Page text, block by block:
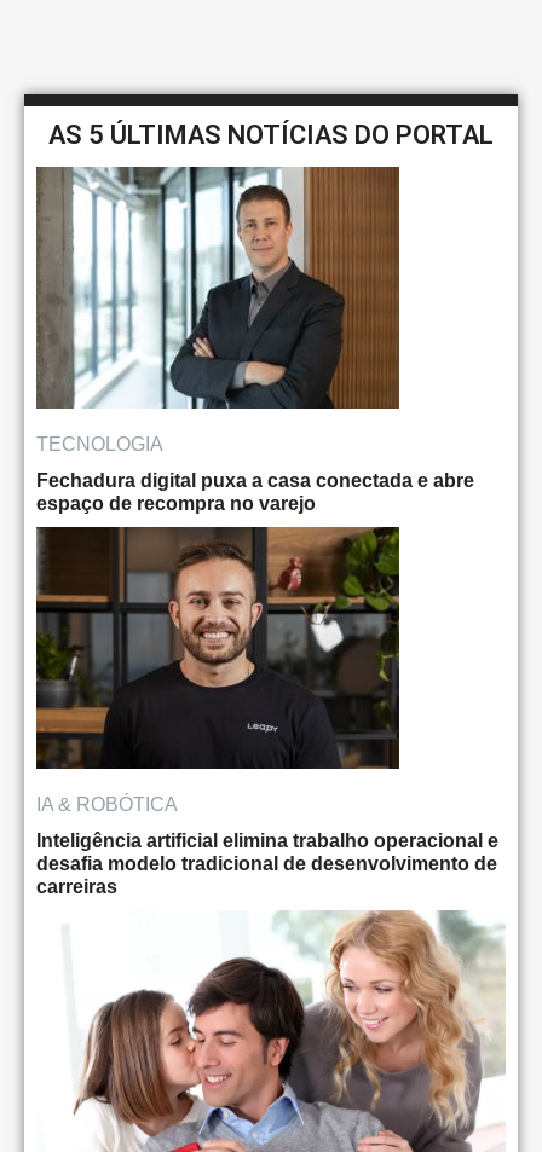
AS 5 ÚLTIMAS NOTÍCIAS DO PORTAL
TECNOLOGIA
Fechadura digital puxa a casa conectada e abre
espaço de recompra no varejo
IA & ROBÓTICA
Inteligência artificial elimina trabalho operacional e
desafia modelo tradicional de desenvolvimento de
carreiras